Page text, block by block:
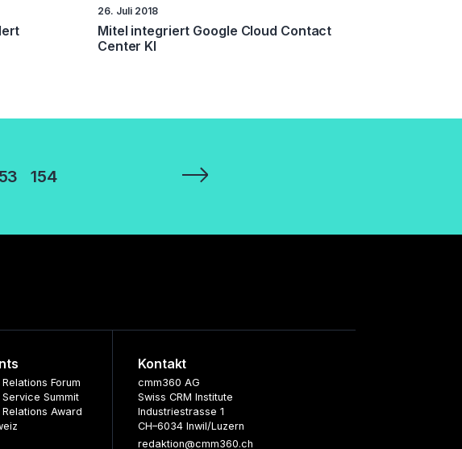
26. Juli 2018
Mitel integriert Google Cloud Contact
Center KI
154
Forum
Summit
Award
Kontakt
cmm360 AG
Swiss CRM Institute
Industriestrasse 1
CH–6034 Inwil/Luzern
redaktion@cmm360.ch